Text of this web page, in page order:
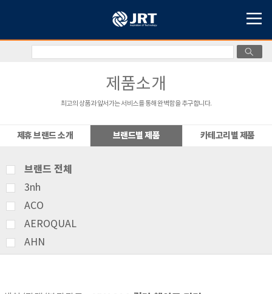
제품소개
최고의 상품과 앞서가는 서비스를 통해 완벽함을 추구합니다.
제휴 브랜드 소개 브랜드별 제품 카테고리별 제품
브랜드 전체
3nh
ACO
AEROQUAL
AHN